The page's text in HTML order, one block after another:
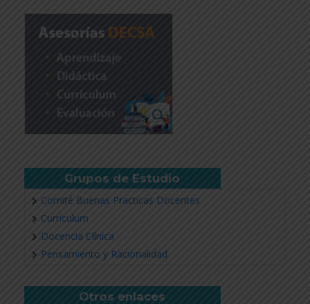
Grupos de Estudio
Comité Buenas Practicas Docentes
Currículum
Docencia Clínica
Pensamiento y Racionalidad
Otros enlaces
Revisar más información